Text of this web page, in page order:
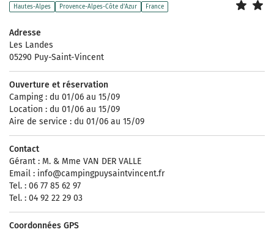
Hautes-Alpes Provence-Alpes-Côte d'Azur France
Adresse
Les Landes
05290 Puy-Saint-Vincent
Ouverture et réservation
Camping : du 01/06 au 15/09
Location : du 01/06 au 15/09
Aire de service : du 01/06 au 15/09
Contact
Gérant : M. & Mme VAN DER VALLE
Email : info@campingpuysaintvincent.fr
Tel. : 06 77 85 62 97
Tel. : 04 92 22 29 03
Coordonnées GPS